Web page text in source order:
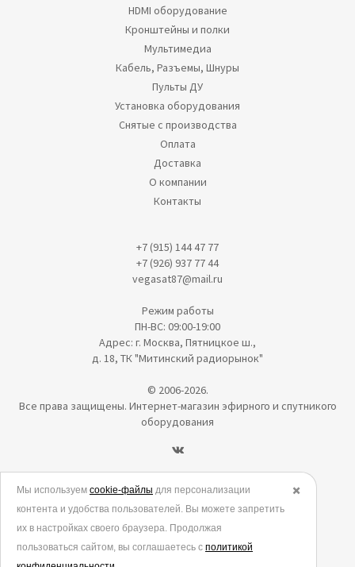
HDMI оборудование
Кронштейны и полки
Мультимедиа
Кабель, Разъемы, Шнуры
Пульты ДУ
Установка оборудования
Снятые с производства
Оплата
Доставка
О компании
Контакты
+7 (915) 144 47 77
+7 (926) 937 77 44
vegasat87@mail.ru
Режим работы
ПН-ВС: 09:00-19:00
Адрес: г. Москва, Пятницкое ш.,
д. 18, ТК "Митинский радиорынок"
© 2006-2026.
Все права защищены. Интернет-магазин эфирного и спутникого
оборудования
Политика в отношении обработки персональных данных
Согласие на обработку персональных данных
Согласие на обработку данных метрическими программами
✖️
Мы используем cookie-файлы для персонализации
контента и удобства пользователей. Вы можете запретить
их в настройках своего браузера. Продолжая
пользоваться сайтом, вы соглашаетесь с политикой